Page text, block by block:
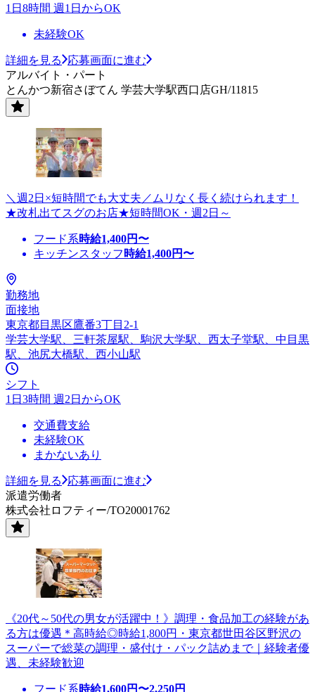
1日8時間 週1日からOK
未経験OK
詳細を見る
応募画面に進む
アルバイト・パート
とんかつ新宿さぼてん 学芸大学駅西口店GH/11815
＼週2日×短時間でも大丈夫／ムリなく長く続けられます！
★改札出てスグのお店★短時間OK・週2日～
フード系時給1,400円〜
キッチンスタッフ 時給1,400円〜
勤務地
面接地
東京都目黒区鷹番3丁目2-1
学芸大学駅、三軒茶屋駅、駒沢大学駅、西太子堂駅、中目黒
駅、池尻大橋駅、西小山駅
シフト
1日3時間 週2日からOK
交通費支給
未経験OK
まかないあり
詳細を見る
応募画面に進む
派遣労働者
株式会社ロフティー/TO20001762
《20代～50代の男女が活躍中！》調理・食品加工の経験があ
る方は優遇＊高時給◎時給1,800円・東京都世田谷区野沢の
スーパーで総菜の調理・盛付け・パック詰めまで｜経験者優
遇、未経験歓迎
フード系時給1,600円〜2,250円